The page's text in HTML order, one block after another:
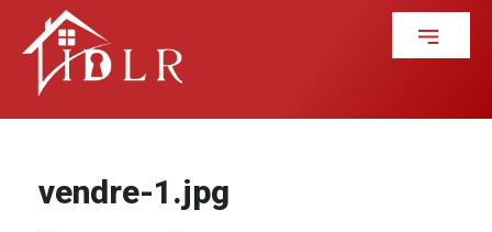
vendre-1.jpg